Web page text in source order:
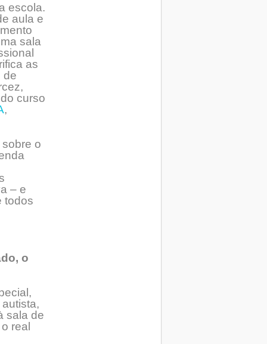
escola.
aula e
sala
as
de
curso
,
o
– e
todos
o
sala de
real